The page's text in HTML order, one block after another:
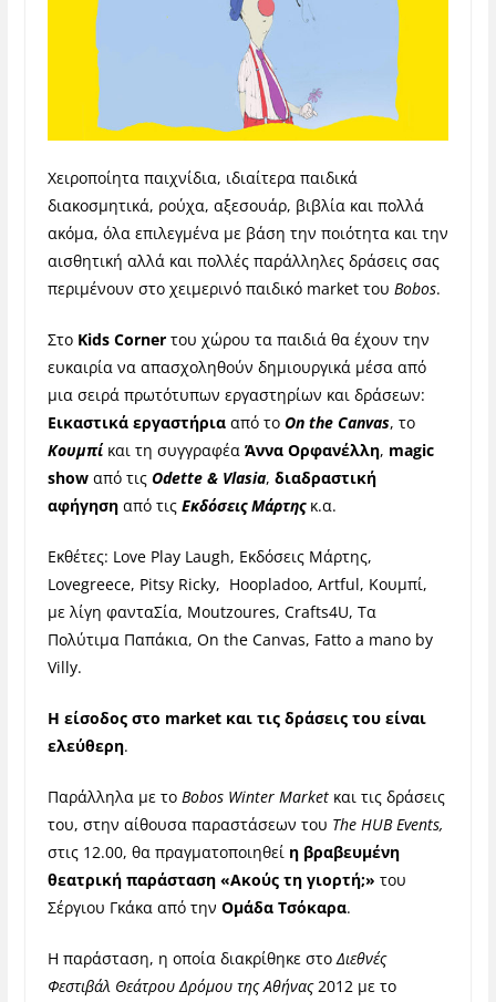
Χειροποίητα παιχνίδια, ιδιαίτερα παιδικά
διακοσμητικά, ρούχα, αξεσουάρ, βιβλία και πολλά
ακόμα, όλα επιλεγμένα με βάση την ποιότητα και την
αισθητική αλλά και πολλές παράλληλες δράσεις σας
περιμένουν στο χειμερινό παιδικό market του Bobos.
ΣτοKids Cornerτου χώρου τα παιδιά θα έχουν την
ευκαιρία να απασχοληθούν δημιουργικά μέσα από
μια σειρά πρωτότυπων εργαστηρίων και δράσεων:
Εικαστικά εργαστήριααπό το On the Canvas, το
Κουμπί και τη συγγραφέα Άννα Ορφανέλλη, magic
showαπό τις Odette & Vlasia, διαδραστική
αφήγησηαπό τις Εκδόσεις Μάρτηςκ.α.
Εκθέτες: Love Play Laugh, Εκδόσεις Μάρτης,
Lovegreece, Pitsy Ricky, Hoopladoo, Artful, Κουμπί,
με λίγη φανταΣία, Moutzoures, Crafts4U, Tα
Πολύτιμα Παπάκια, On the Canvas, Fatto a mano by
Villy.
Η είσοδος στο market και τις δράσεις του είναι
ελεύθερη.
Παράλληλα με το Bobos Winter Marketκαι τις δράσεις
του, στην αίθουσα παραστάσεων του The HUB Events,
στις 12.00, θα πραγματοποιηθεί η βραβευμένη
θεατρική παράσταση «Ακούς τη γιορτή;» του
Σέργιου Γκάκα από την Ομάδα Τσόκαρα.
Η παράσταση, η οποία διακρίθηκε στοΔιεθνές
Φεστιβάλ Θεάτρου Δρόμου της Αθήνας2012 με το